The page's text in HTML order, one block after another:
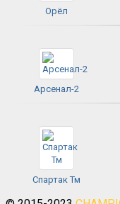
Орёл
Арсенал-2
Спартак Тм